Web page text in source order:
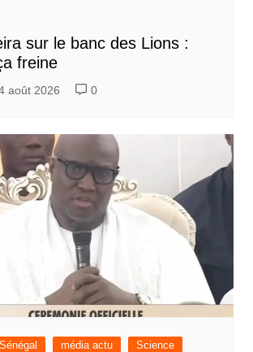
sur le banc des Lions :
freine
août 2026 0
média actu Science